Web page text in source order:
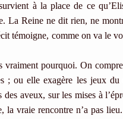
à la place de ce
La Reine ne dit rien, ne
témoigne, comme on va le
pourquoi. On
; ou elle exagère les jeux du
des aveux, sur les mises à
la vraie rencontre n’a pas